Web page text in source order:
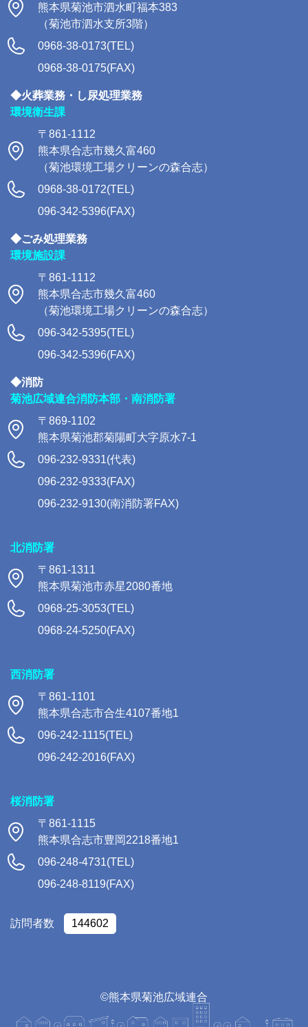
熊本県菊池市泗水町福本383
（菊池市泗水支所3階）
0968-38-0173(TEL)
0968-38-0175(FAX)
◆火葬業務・し尿処理業務
環境衛生課
〒861-1112
熊本県合志市幾久富460
（菊池環境工場クリーンの森合志）
0968-38-0172(TEL)
096-342-5396(FAX)
◆ごみ処理業務
環境施設課
〒861-1112
熊本県合志市幾久富460
（菊池環境工場クリーンの森合志）
096-342-5395(TEL)
096-342-5396(FAX)
◆消防
菊池広域連合消防本部・南消防署
〒869-1102
熊本県菊池郡菊陽町大字原水7-1
096-232-9331(代表)
096-232-9333(FAX)
096-232-9130(南消防署FAX)
北消防署
〒861-1311
熊本県菊池市赤星2080番地
0968-25-3053(TEL)
0968-24-5250(FAX)
西消防署
〒861-1101
熊本県合志市合生4107番地1
096-242-1115(TEL)
096-242-2016(FAX)
桜消防署
〒861-1115
熊本県合志市豊岡2218番地1
096-248-4731(TEL)
096-248-8119(FAX)
訪問者数 144602
©熊本県菊池広域連合